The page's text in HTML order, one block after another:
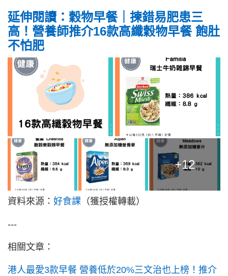
延伸閱讀：穀物早餐｜揀錯易肥患三
高！營養師推介16款高纖穀物早餐 飽肚
不怕肥
+12
資料來源： 好食課 （獲授權轉載）
---
相關文章：
港人最愛3款早餐 營養低於20%三文治也上榜！推介